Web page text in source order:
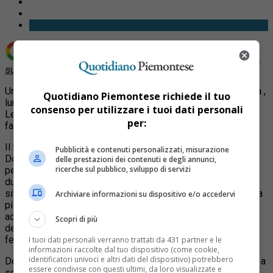
Aggiungi Quotidiano Piemontese come
Fonte preferita
su Google
Un carabiniere fuori servizio è stato accoltellato questa sera ,
lunedì 29 novembre, in corso Vercelli 236, all’angolo con via
Lemmi, mentre ha cercato di sventare una rapina in una
farmacia.
Il brigadiere, 53enne in servizio presso la compagnia Oltre
Dora nella sezione antidroga, era all’interno della farmacia
per acquistare alcuni farmaci; ad un certo punto sono entrati
due malviventi, uno di questi armato di scacciacani. Vista la
situazione il carabinieri ha cercato di disarmare l’uomo con la
pistola: durante la colluttazione, però, l’altro malvivente lo ha
accoltellato: è stato colpito da due coltellate al torace, una
delle quali avrebbe interessato un polmone, e da un altro
fendente a una gamba.
Dopodiché i due hanno preso i soldi in cassa e sono riusciti a
Quotidiano Piemontese richiede il tuo
consenso per utilizzare i tuoi dati personali
per:
Pubblicità e contenuti personalizzati, misurazione
delle prestazioni dei contenuti e degli annunci,
ricerche sul pubblico, sviluppo di servizi
Archiviare informazioni su dispositivo e/o accedervi
Scopri di più
I tuoi dati personali verranno trattati da 431 partner e le
informazioni raccolte dal tuo dispositivo (come cookie,
identificatori univoci e altri dati del dispositivo) potrebbero
essere condivise con questi ultimi, da loro visualizzate e